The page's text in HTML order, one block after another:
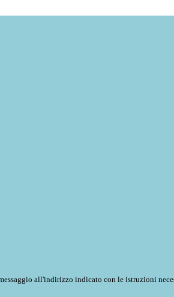
all'indirizzo indicato con le istruzioni